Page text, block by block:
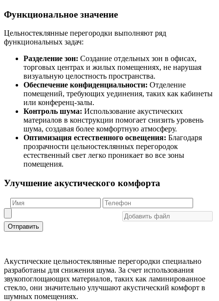
Функциональное значение
Цельностеклянные перегородки выполняют ряд
функциональных задач:
Разделение зон: Создание отдельных зон в офисах,
торговых центрах и жилых помещениях, не нарушая
визуальную целостность пространства.
Обеспечение конфиденциальности: Отделение
помещений, требующих уединения, таких как кабинеты
или конференц-залы.
Контроль шума: Использование акустических
материалов в конструкции помогает снизить уровень
шума, создавая более комфортную атмосферу.
Оптимизация естественного освещения: Благодаря
прозрачности цельностеклянных перегородок
естественный свет легко проникает во все зоны
помещения.
Улучшение акустического комфорта
Отправить
Акустические цельностеклянные перегородки специально
разработаны для снижения шума. За счет использования
звукопоглощающих материалов, таких как ламинированное
стекло, они значительно улучшают акустический комфорт в
шумных помещениях.